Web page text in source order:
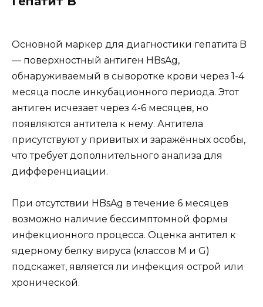
Основной маркер для диагностики гепатита B
— поверхностный антиген HBsAg,
обнаруживаемый в сыворотке крови через 1-4
месяца после инкубационного периода. Этот
антиген исчезает через 4-6 месяцев, но
появляются антитела к нему. Антитела
присутствуют у привитых и заражённых особы,
что требует дополнительного анализа для
дифференциации.
При отсутствии HBsAg в течение 6 месяцев
возможно наличие бессимптомной формы
инфекционного процесса. Оценка антител к
ядерному белку вируса (классов M и G)
подскажет, является ли инфекция острой или
хронической.